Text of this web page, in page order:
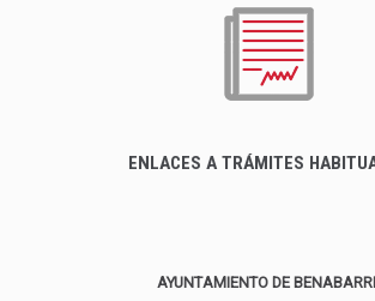
ENLACES A TRÁMITES
AYUNTAMIENTO DE